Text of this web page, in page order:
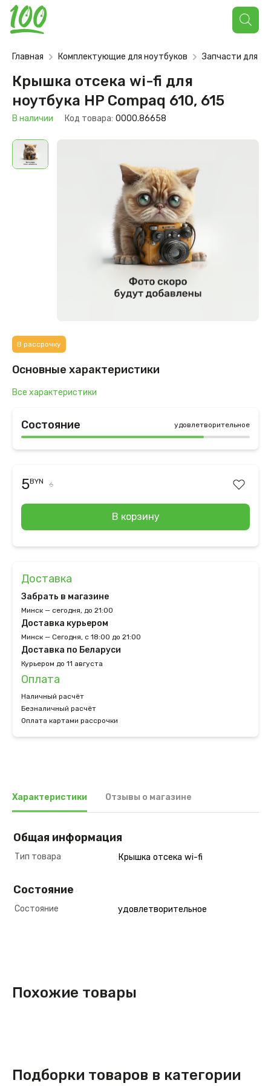
Поиск
товаров
Главная Комплектующие для ноутбуков Запчасти для
Крышка отсека wi-fi для
ноутбука HP Compaq 610, 615
В наличии Код товара: 0000.86658
В рассрочку
Основные характеристики
Все характеристики
Состояние удовлетворительное
5BYN 6
В корзину
Доставка
Забрать в магазине
Минск — сегодня, до 21:00
Доставка курьером
Минск — Сегодня, с 18:00 до 21:00
Доставка по Беларуси
Курьером до 11 августа
Оплата
Наличный расчёт
Безналичный расчёт
Оплата картами рассрочки
Характеристики Отзывы о магазине
Общая информация
Тип товара Крышка отсека wi-fi
Состояние
Состояние удовлетворительное
Похожие товары
Подборки товаров в категории